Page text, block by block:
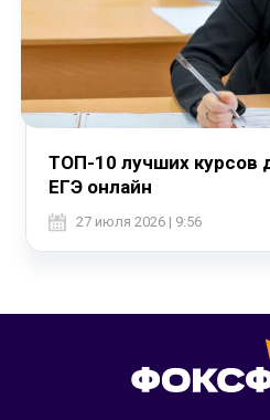
ТОП-10 лучших курсов
ЕГЭ онлайн
27 июля 2026 | 9:56